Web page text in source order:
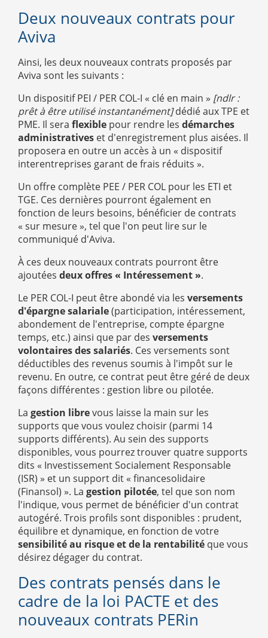
Deux nouveaux contrats pour
Aviva
Ainsi, les deux nouveaux contrats proposés par
Aviva sont les suivants :
Un dispositif PEI / PER COL-I « clé en main » [ndlr :
prêt à être utilisé instantanément]dédié aux TPE et
PME. Il sera flexible pour rendre les démarches
administratives et d'enregistrement plus aisées. Il
proposera en outre un accès à un « dispositif
interentreprises garant de frais réduits ».
Un offre complète PEE / PER COL pour les ETI et
TGE. Ces dernières pourront également en
fonction de leurs besoins, bénéficier de contrats
« sur mesure », tel que l'on peut lire sur le
communiqué d'Aviva.
À ces deux nouveaux contrats pourront être
ajoutées deux offres « Intéressement ».
Le PER COL-I peut être abondé via les versements
d'épargne salariale(participation, intéressement,
abondement de l'entreprise, compte épargne
temps, etc.) ainsi que par des versements
volontaires des salariés. Ces versements sont
déductibles des revenus soumis à l'impôt sur le
revenu. En outre, ce contrat peut être géré de deux
façons différentes : gestion libre ou pilotée.
La gestion librevous laisse la main sur les
supports que vous voulez choisir (parmi 14
supports différents). Au sein des supports
disponibles, vous pourrez trouver quatre supports
dits « Investissement Socialement Responsable
(ISR) » et un support dit « financesolidaire
(Finansol) ». La gestion pilotée, tel que son nom
l'indique, vous permet de bénéficier d'un contrat
autogéré. Trois profils sont disponibles : prudent,
équilibre et dynamique, en fonction de votre
sensibilité au risque et de la rentabilité que vous
désirez dégager du contrat.
Des contrats pensés dans le
cadre de la loi PACTE et des
nouveaux contrats PERin